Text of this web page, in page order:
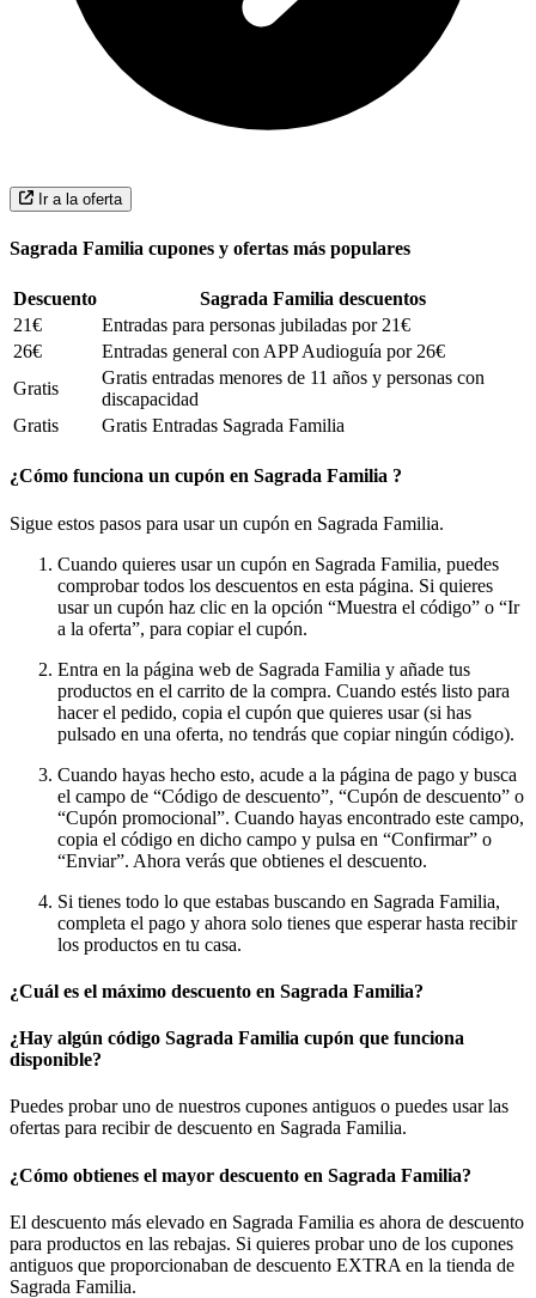
Ir a la oferta
Sagrada Familia cupones y ofertas más populares
Descuento
Sagrada Familia descuentos
21€
Entradas para personas jubiladas por 21€
26€
Entradas general con APP Audioguía por 26€
Gratis
Gratis entradas menores de 11 años y personas con
discapacidad
Gratis
Gratis Entradas Sagrada Familia
¿Cómo funciona un cupón en Sagrada Familia ?
Sigue estos pasos para usar un cupón en Sagrada Familia.
Cuando quieres usar un cupón en Sagrada Familia, puedes
comprobar todos los descuentos en esta página. Si quieres
usar un cupón haz clic en la opción “Muestra el código” o “Ir
a la oferta”, para copiar el cupón.
Entra en la página web de Sagrada Familia y añade tus
productos en el carrito de la compra. Cuando estés listo para
hacer el pedido, copia el cupón que quieres usar (si has
pulsado en una oferta, no tendrás que copiar ningún código).
Cuando hayas hecho esto, acude a la página de pago y busca
el campo de “Código de descuento”, “Cupón de descuento” o
“Cupón promocional”. Cuando hayas encontrado este campo,
copia el código en dicho campo y pulsa en “Confirmar” o
“Enviar”. Ahora verás que obtienes el descuento.
Si tienes todo lo que estabas buscando en Sagrada Familia,
completa el pago y ahora solo tienes que esperar hasta recibir
los productos en tu casa.
¿Cuál es el máximo descuento en Sagrada Familia?
¿Hay algún código Sagrada Familia cupón que funciona
disponible?
Puedes probar uno de nuestros cupones antiguos o puedes usar las
ofertas para recibir de descuento en Sagrada Familia.
¿Cómo obtienes el mayor descuento en Sagrada Familia?
El descuento más elevado en Sagrada Familia es ahora de descuento
para productos en las rebajas. Si quieres probar uno de los cupones
antiguos que proporcionaban de descuento EXTRA en la tienda de
Sagrada Familia.